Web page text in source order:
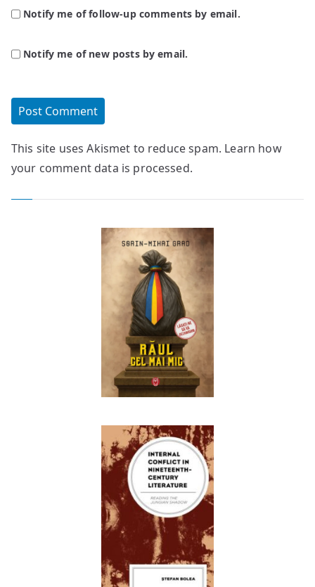
Notify me of follow-up comments by email.
Notify me of new posts by email.
This site uses Akismet to reduce spam. Learn how
your comment data is processed.